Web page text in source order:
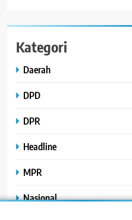
Kategori
Daerah
DPD
DPR
Headline
MPR
Nasional